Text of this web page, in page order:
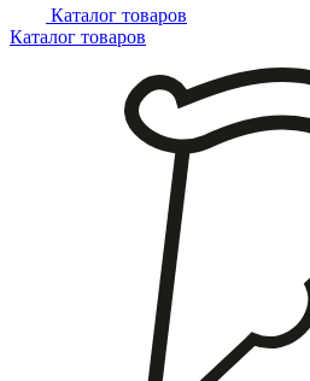
Каталог товаров
Каталог товаров